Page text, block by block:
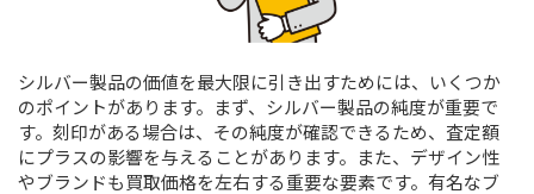
シルバー製品の価値を最大限に引き出すためには、いくつか
のポイントがあります。まず、シルバー製品の純度が重要で
す。刻印がある場合は、その純度が確認できるため、査定額
にプラスの影響を与えることがあります。また、デザイン性
やブランドも買取価格を左右する重要な要素です。有名なブ